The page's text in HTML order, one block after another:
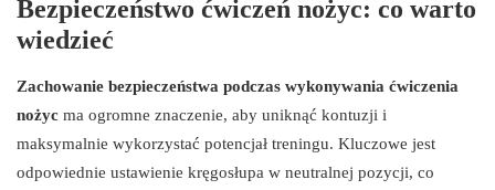
Bezpieczeństwo ćwiczeń nożyc: co warto
wiedzieć
Zachowanie bezpieczeństwa podczas wykonywania ćwiczenia
nożyc ma ogromne znaczenie, aby uniknąć kontuzji i
maksymalnie wykorzystać potencjał treningu. Kluczowe jest
odpowiednie ustawienie kręgosłupa w neutralnej pozycji, co